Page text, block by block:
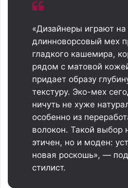
«Дизайнеры играют на
длинноворсовый мех
гладкого кашемира,
рядом с матовой
придает образу
текстуру. Эко-мех
ничуть не хуже
особенно из
волокон. Такой выбор
этичен, но и моден:
новая роскошь», —
стилист.